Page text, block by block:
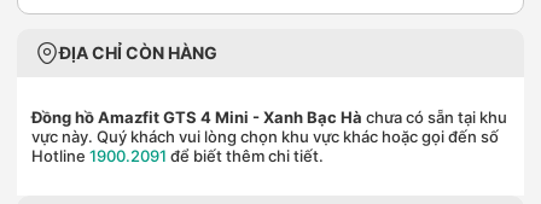
ĐỊA CHỈ CÒN HÀNG
Đồng hồ Amazfit GTS 4 Mini - Xanh Bạc Hà chưa có sẵn tại khu
vực này. Quý khách vui lòng chọn khu vực khác hoặc gọi đến số
Hotline 1900.2091 để biết thêm chi tiết.